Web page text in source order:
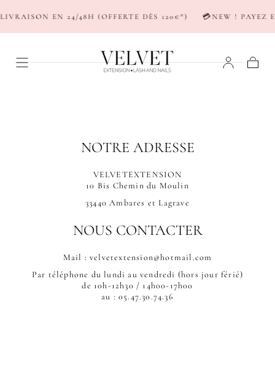
PASSER AU
CONTENU
EN 24/48H (OFFERTE DÈS 120€*) 💳NEW ! PAYEZ
NOTRE ADRESSE
VELVETEXTENSION
10 Bis Chemin du Moulin
33440 Ambares et Lagrave
NOUS CONTACTER
Mail : velvetextension@hotmail.com
Par téléphone du lundi au vendredi (hors jour férié)
de 10h-12h30 / 14h00-17h00
au : 05.47.30.74.36